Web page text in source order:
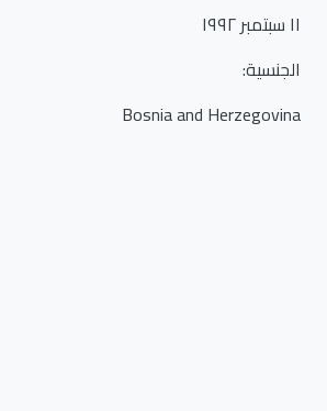
الجنسية:
Bosnia and Herzegovina